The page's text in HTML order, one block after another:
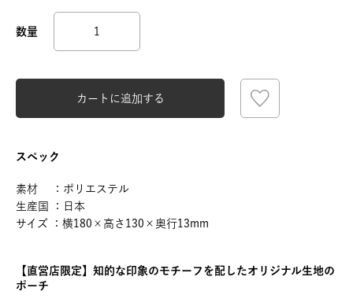
カートに追加する
スペック
素材 ：ポリエステル
生産国 ：日本
サイズ ：横180×高さ130×奥行13mm
【直営店限定】知的な印象のモチーフを配したオリジナル生地の
ポーチ